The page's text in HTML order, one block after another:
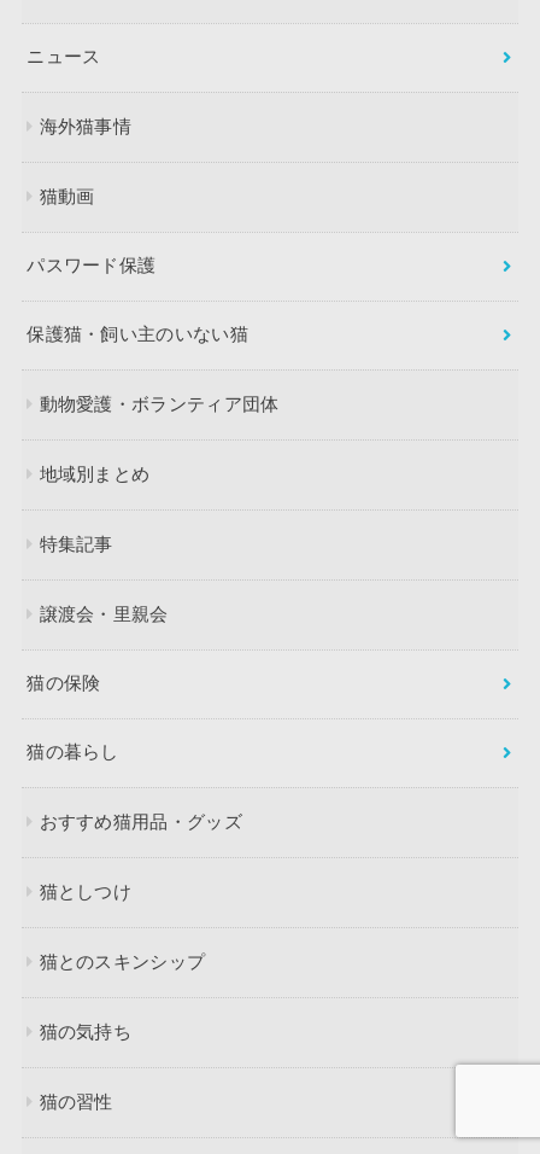
ニュース
海外猫事情
猫動画
パスワード保護
保護猫・飼い主のいない猫
動物愛護・ボランティア団体
地域別まとめ
特集記事
譲渡会・里親会
猫の保険
猫の暮らし
おすすめ猫用品・グッズ
猫としつけ
猫とのスキンシップ
猫の気持ち
猫の習性